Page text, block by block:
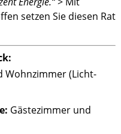
setzen Sie diesen Rat
Wohnzimmer (Licht-
Gästezimmer und